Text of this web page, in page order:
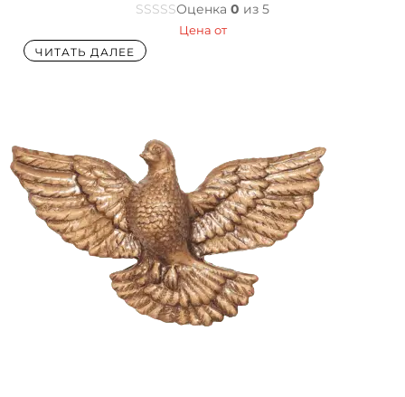
Оценка 0 из 5
Цена от
ЧИТАТЬ ДАЛЕЕ